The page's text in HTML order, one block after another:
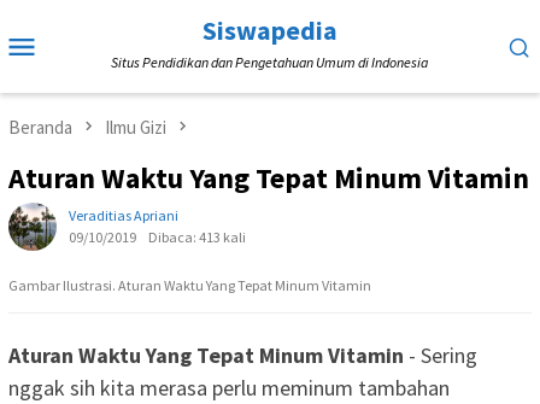
ke
Mobile
Siswapedia
Situs Pendidikan dan Pengetahuan Umum di Indonesia
Beranda Ilmu Gizi
Aturan Waktu Yang Tepat Minum Vitamin
Veraditias Apriani
09/10/2019
Dibaca: 413 kali
Gambar Ilustrasi. Aturan Waktu Yang Tepat Minum Vitamin
Aturan Waktu Yang Tepat Minum Vitamin - Sering
nggak sih kita merasa perlu meminum tambahan